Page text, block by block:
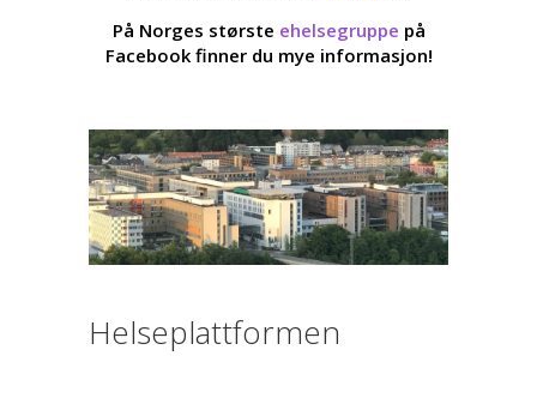
På Norges største ehelsegruppe på
Facebook finner du mye informasjon!
Helseplattformen